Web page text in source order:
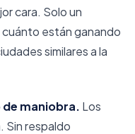
cara. Solo un
están ganando
similares a la
maniobra. Los
Sin respaldo